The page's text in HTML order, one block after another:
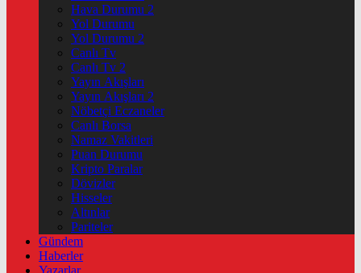
Hava Durumu 2
Yol Durumu
Yol Durumu 2
Canlı Tv
Canlı Tv 2
Yayın Akışları
Yayın Akışları 2
Nöbetçi Eczaneler
Canlı Borsa
Namaz Vakitleri
Puan Durumu
Kripto Paralar
Dövizler
Hisseler
Altınlar
Pariteler
Gündem
Haberler
Yazarlar